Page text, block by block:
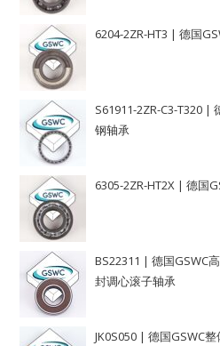
6204-2ZR-HT3 | 德国
S61911-2ZR-C3-T320 |
钢轴承
6305-2ZR-HT2X | 德国
BS22311 | 德国GSWC
封调心滚子轴承
JK0S050 | 德国GSWC